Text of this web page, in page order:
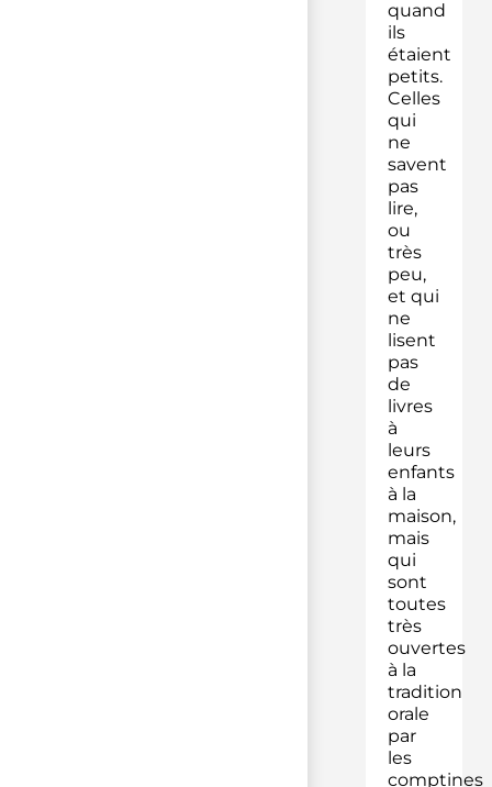
quand
ils
étaient
petits.
Celles
qui
ne
savent
pas
lire,
ou
très
peu,
et qui
ne
lisent
pas
de
livres
à
leurs
enfants
à la
maison,
mais
qui
sont
toutes
très
ouvertes
à la
tradition
orale
par
les
comptines